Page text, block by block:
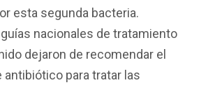
esta segunda bacteria.
nacionales de tratamiento
dejaron de recomendar el
antibiótico para tratar las